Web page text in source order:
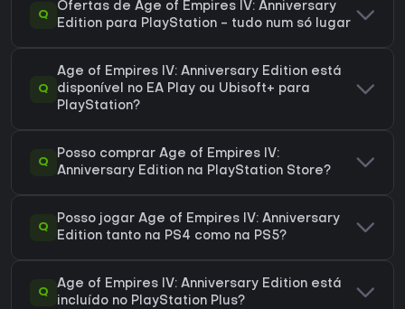
Q
Ofertas de Age of Empires IV: Anniversary
Edition para PlayStation - tudo num só lugar
Q
Age of Empires IV: Anniversary Edition está
disponível no EA Play ou Ubisoft+ para
PlayStation?
Q
Posso comprar Age of Empires IV:
Anniversary Edition na PlayStation Store?
Q
Posso jogar Age of Empires IV: Anniversary
Edition tanto na PS4 como na PS5?
Q
Age of Empires IV: Anniversary Edition está
incluído no PlayStation Plus?